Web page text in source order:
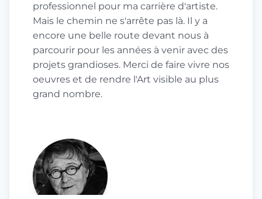
professionnel pour ma carrière d'artiste.
Mais le chemin ne s'arrête pas là. Il y a
encore une belle route devant nous à
parcourir pour les années à venir avec des
projets grandioses. Merci de faire vivre nos
oeuvres et de rendre l'Art visible au plus
grand nombre.